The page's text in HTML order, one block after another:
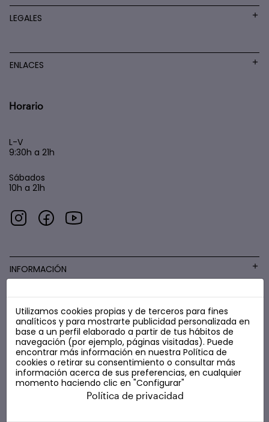
LEGALES
ENLACES
Horario
L-V
9:30h a 21h
Sábados
10h a 21h
INFORMACIÓN
COSMÉTICA LOW COST
Utilizamos cookies propias y de terceros para fines
analíticos y para mostrarte publicidad personalizada en
base a un perfil elaborado a partir de tus hábitos de
navegación (por ejemplo, páginas visitadas). Puede
encontrar más información en nuestra Política de
cookies o retirar su consentimiento o consultar más
información acerca de sus preferencias, en cualquier
momento haciendo clic en "Configurar"
Política de privacidad